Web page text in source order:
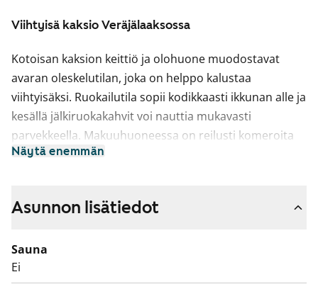
Viihtyisä kaksio Veräjälaaksossa
Kotoisan kaksion keittiö ja olohuone muodostavat
avaran oleskelutilan, joka on helppo kalustaa
viihtyisäksi. Ruokailutila sopii kodikkaasti ikkunan alle ja
kesällä jälkiruokakahvit voi nauttia mukavasti
parvekkeella. Makuuhuoneessa on reilusti komeroita
vaatesäilytykselle.
mukailevaa laminaattia ja seinät on maalattu murretun
kaapistojen ovet ovat valkoiset ja ylä- ja alakaappien
välinen laatoitus on ruusunmarjan sävyinen. Työtaso
on valkoinen. Varustukseen kuuluu keraaminen liesi,
Näytä enemmän
Asunnon lisätiedot
Sauna
Ei